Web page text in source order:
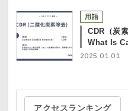
用語
CDR（炭
What Is
2025.01.01
アクセスランキング